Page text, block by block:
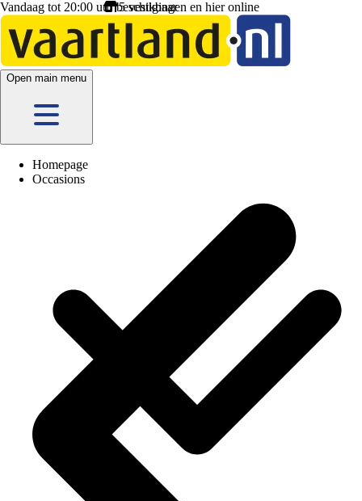
Vandaag tot 20:00 uur beschikbaar
Open main menu
Homepage
Occasions